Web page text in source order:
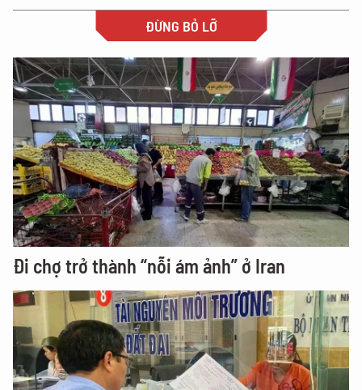
ĐỪNG BỎ LỠ
Đi chợ trở thành “nỗi ám ảnh” ở Iran